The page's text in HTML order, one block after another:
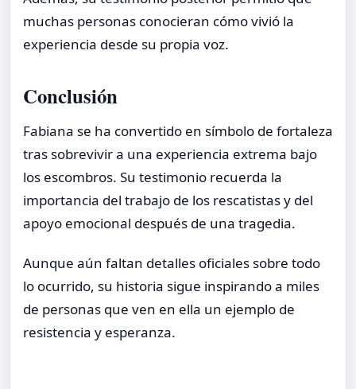
muchas personas conocieran cómo vivió la
experiencia desde su propia voz.
Conclusión
Fabiana se ha convertido en símbolo de fortaleza
tras sobrevivir a una experiencia extrema bajo
los escombros. Su testimonio recuerda la
importancia del trabajo de los rescatistas y del
apoyo emocional después de una tragedia.
Aunque aún faltan detalles oficiales sobre todo
lo ocurrido, su historia sigue inspirando a miles
de personas que ven en ella un ejemplo de
resistencia y esperanza.